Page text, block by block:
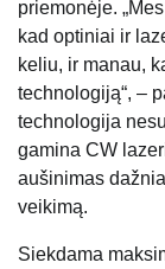
priemonėje.
kad optiniai ir
keliu, ir manau,
technologiją“, –
technologija
gamina CW
aušinimas
veikimą.
Siekdama